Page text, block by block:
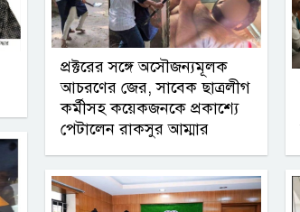
প্রক্টরের সঙ্গে অসৌজন্যমূলক
আচরণের জের, সাবেক ছাত্রলীগ
কর্মীসহ কয়েকজনকে প্রকাশ্যে
পেটালেন রাকসুর আম্মার